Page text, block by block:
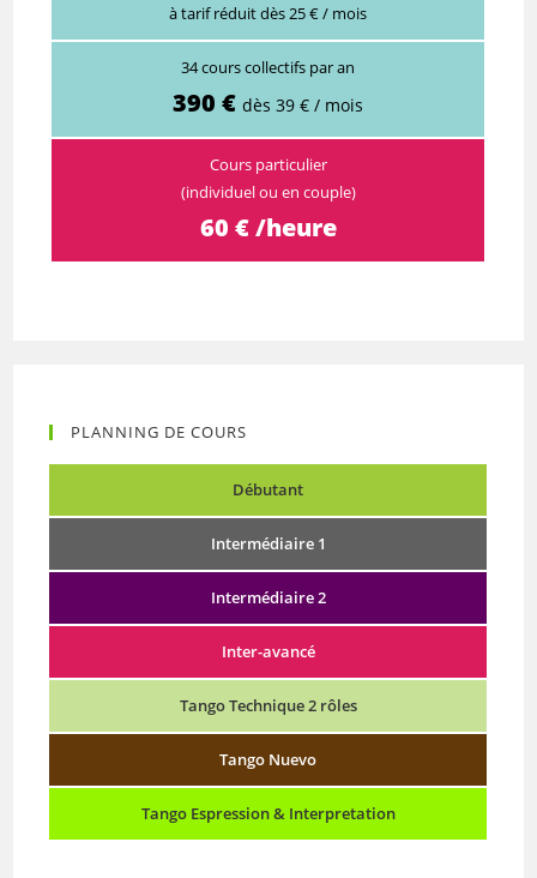
à tarif réduit dès 25 € / mois
34 cours collectifs par an
390 €dès 39 € / mois
Cours particulier
(individuel ou en couple)
60 € /heure
PLANNING DE COURS
Débutant
Intermédiaire 1
Intermédiaire 2
Inter-avancé
Tango Technique 2 rôles
Tango Nuevo
Tango Espression & Interpretation